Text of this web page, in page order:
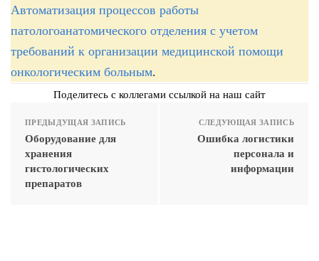
Автоматизация процессов работы
патологоанатомического отделения с учетом
требований к организации медицинской помощи
онкологическим больным.
Поделитесь с коллегами ссылкой на наш сайт
ПРЕДЫДУЩАЯ ЗАПИСЬ
Оборудование для
хранения
гистологических
препаратов
СЛЕДУЮЩАЯ ЗАПИСЬ
Ошибка логистики
персонала и
информации